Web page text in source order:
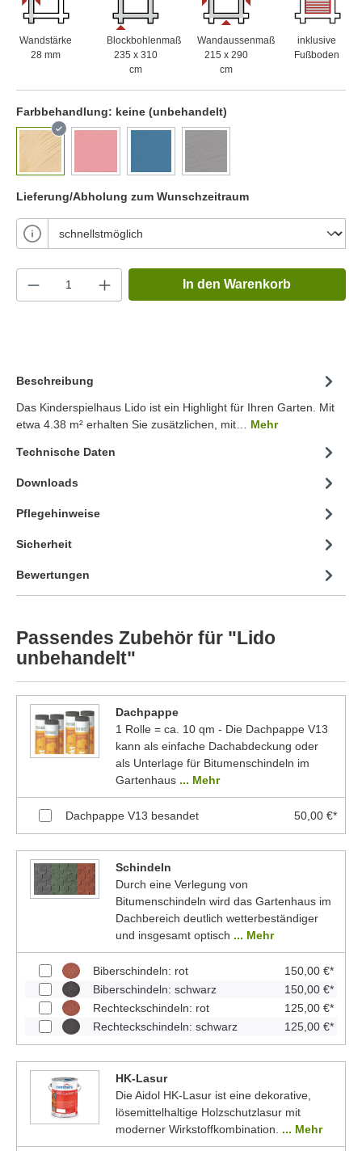
Wandstärke
28 mm
Blockbohlenmaß
235 x 310
cm
Wandaussenmaß
215 x 290
cm
inklusive
Fußboden
Farbbehandlung: keine (unbehandelt)
Lieferung/Abholung zum Wunschzeitraum
In den Warenkorb
Beschreibung
Das Kinderspielhaus Lido ist ein Highlight für Ihren Garten. Mit
etwa 4.38 m² erhalten Sie zusätzlichen, mit… Mehr
Technische Daten
Downloads
Pflegehinweise
Sicherheit
Bewertungen
Passendes Zubehör für "Lido
unbehandelt"
Dachpappe
1 Rolle = ca. 10 qm - Die Dachpappe V13
kann als einfache Dachabdeckung oder
als Unterlage für Bitumenschindeln im
Gartenhaus ... Mehr
Dachpappe V13 besandet 50,00 €*
Schindeln
Durch eine Verlegung von
Bitumenschindeln wird das Gartenhaus im
Dachbereich deutlich wetterbeständiger
und insgesamt optisch ... Mehr
Biberschindeln: rot
150,00 €*
Biberschindeln: schwarz
150,00 €*
Rechteckschindeln: rot
125,00 €*
Rechteckschindeln: schwarz
125,00 €*
HK-Lasur
Die Aidol HK-Lasur ist eine dekorative,
lösemittelhaltige Holzschutzlasur mit
moderner Wirkstoffkombination. ... Mehr